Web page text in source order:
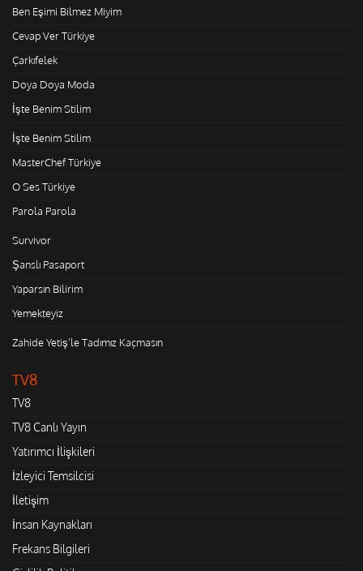
Ben Eşimi Bilmez Miyim
Cevap Ver Türkiye
Çarkıfelek
Doya Doya Moda
İşte Benim Stilim
İşte Benim Stilim
MasterChef Türkiye
O Ses Türkiye
Parola Parola
Survivor
Şanslı Pasaport
Yaparsın Bilirim
Yemekteyiz
Zahide Yetiş'le Tadımız Kaçmasın
TV8
TV8
TV8 Canlı Yayın
Yatırımcı İlişkileri
İzleyici Temsilcisi
İletişim
İnsan Kaynakları
Frekans Bilgileri